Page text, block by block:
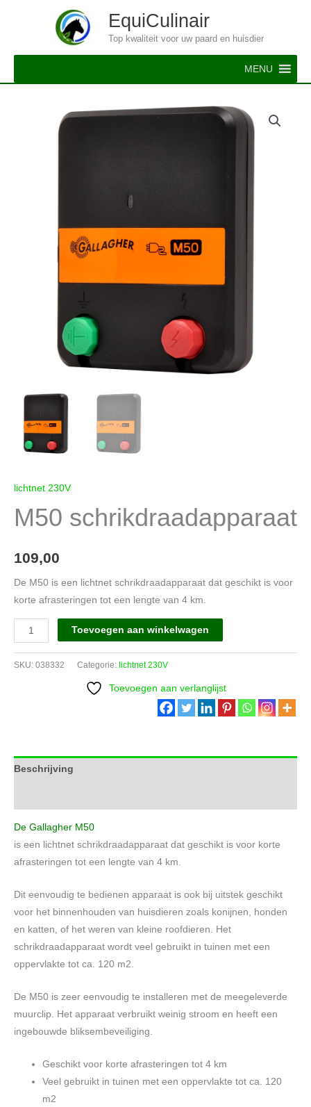
EquiCulinair
Top kwaliteit voor uw paard en huisdier
MENU
lichtnet 230V
M50 schrikdraadapparaat
109,00
De M50 is een lichtnet schrikdraadapparaat dat geschikt is voor
korte afrasteringen tot een lengte van 4 km.
M50
schrikdraadapparaat
aantal
Toevoegen aan winkelwagen
SKU: 038332 Categorie: lichtnet 230V
Toevoegen aan verlanglijst
Beschrijving
De Gallagher M50
is een lichtnet schrikdraadapparaat dat geschikt is voor korte
afrasteringen tot een lengte van 4 km.
Dit eenvoudig te bedienen apparaat is ook bij uitstek geschikt
voor het binnenhouden van huisdieren zoals konijnen, honden
en katten, of het weren van kleine roofdieren. Het
schrikdraadapparaat wordt veel gebruikt in tuinen met een
oppervlakte tot ca. 120 m2.
De M50 is zeer eenvoudig te installeren met de meegeleverde
muurclip. Het apparaat verbruikt weinig stroom en heeft een
ingebouwde bliksembeveiliging.
Geschikt voor korte afrasteringen tot 4 km
Veel gebruikt in tuinen met een oppervlakte tot ca. 120
m2